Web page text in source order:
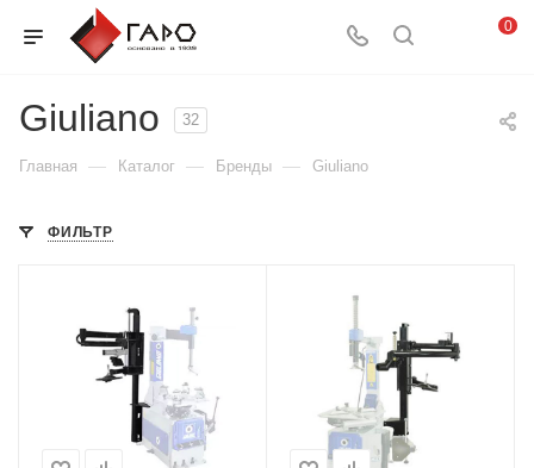
0
Giuliano 32
Главная — Каталог — Бренды — Giuliano
ФИЛЬТР